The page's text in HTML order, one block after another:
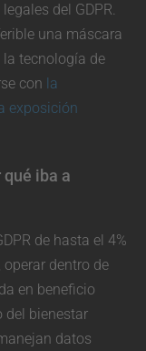
del GDPR.
una máscara
tecnología de
con la
exposición
qué iba a
de hasta el 4%
dentro de
en beneficio
del bienestar
datos